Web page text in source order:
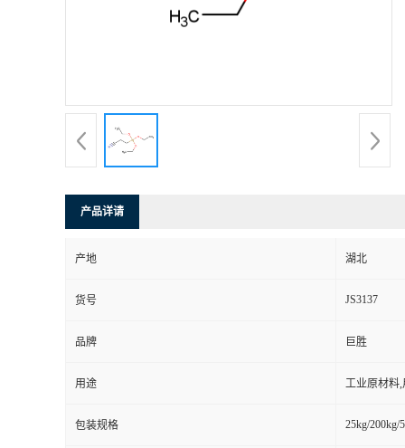
产品详请
产地 湖北
货号 JS3137
品牌 巨胜
用途 工业原材料
包装规格 25kg/200kg/